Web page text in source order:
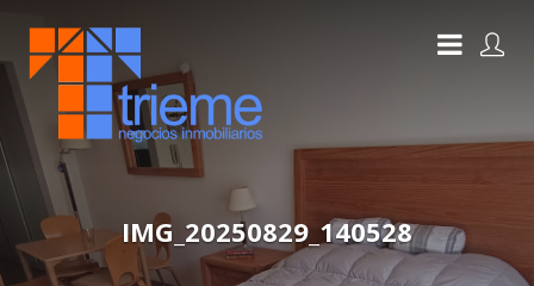
IMG_20250829_140528